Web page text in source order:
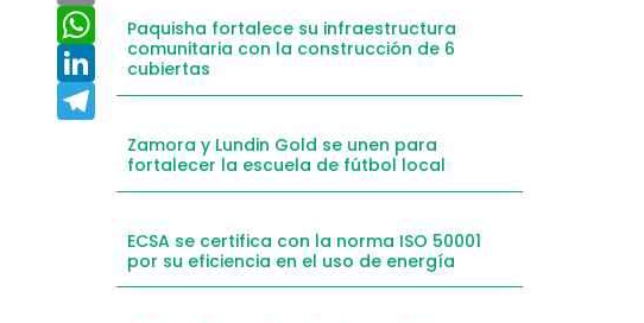
WhatsApp
LinkedIn
Telegram
Paquisha fortalece su infraestructura
comunitaria con la construcción de 6
cubiertas
Zamora y Lundin Gold se unen para
fortalecer la escuela de fútbol local
ECSA se certifica con la norma ISO 50001
por su eficiencia en el uso de energía